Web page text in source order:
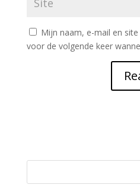
Mijn naam, e-mail en
voor de volgende keer